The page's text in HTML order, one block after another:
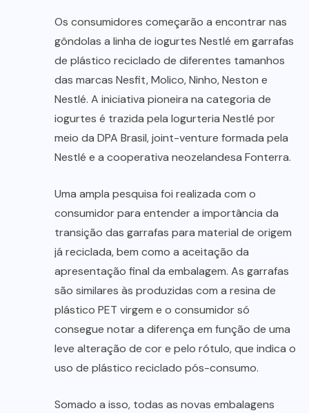
Os consumidores começarão a encontrar nas
gôndolas a linha de iogurtes Nestlé em garrafas
de plástico reciclado de diferentes tamanhos
das marcas Nesfit, Molico, Ninho, Neston e
Nestlé. A iniciativa pioneira na categoria de
iogurtes é trazida pela Iogurteria Nestlé por
meio da DPA Brasil, joint-venture formada pela
Nestlé e a cooperativa neozelandesa Fonterra.
Uma ampla pesquisa foi realizada com o
consumidor para entender a importância da
transição das garrafas para material de origem
já reciclada, bem como a aceitação da
apresentação final da embalagem. As garrafas
são similares às produzidas com a resina de
plástico PET virgem e o consumidor só
consegue notar a diferença em função de uma
leve alteração de cor e pelo rótulo, que indica o
uso de plástico reciclado pós-consumo.
Somado a isso, todas as novas embalagens